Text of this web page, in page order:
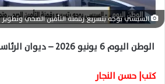
ك
ت
و
ي
السيسي يوجه بتسريع رقمنة التأمين الصحي وتطوير
الوطن اليوم 6 يونيو 2026 – ديوان الرئاسة المصرية – عاجل
كتب| حسن النجار